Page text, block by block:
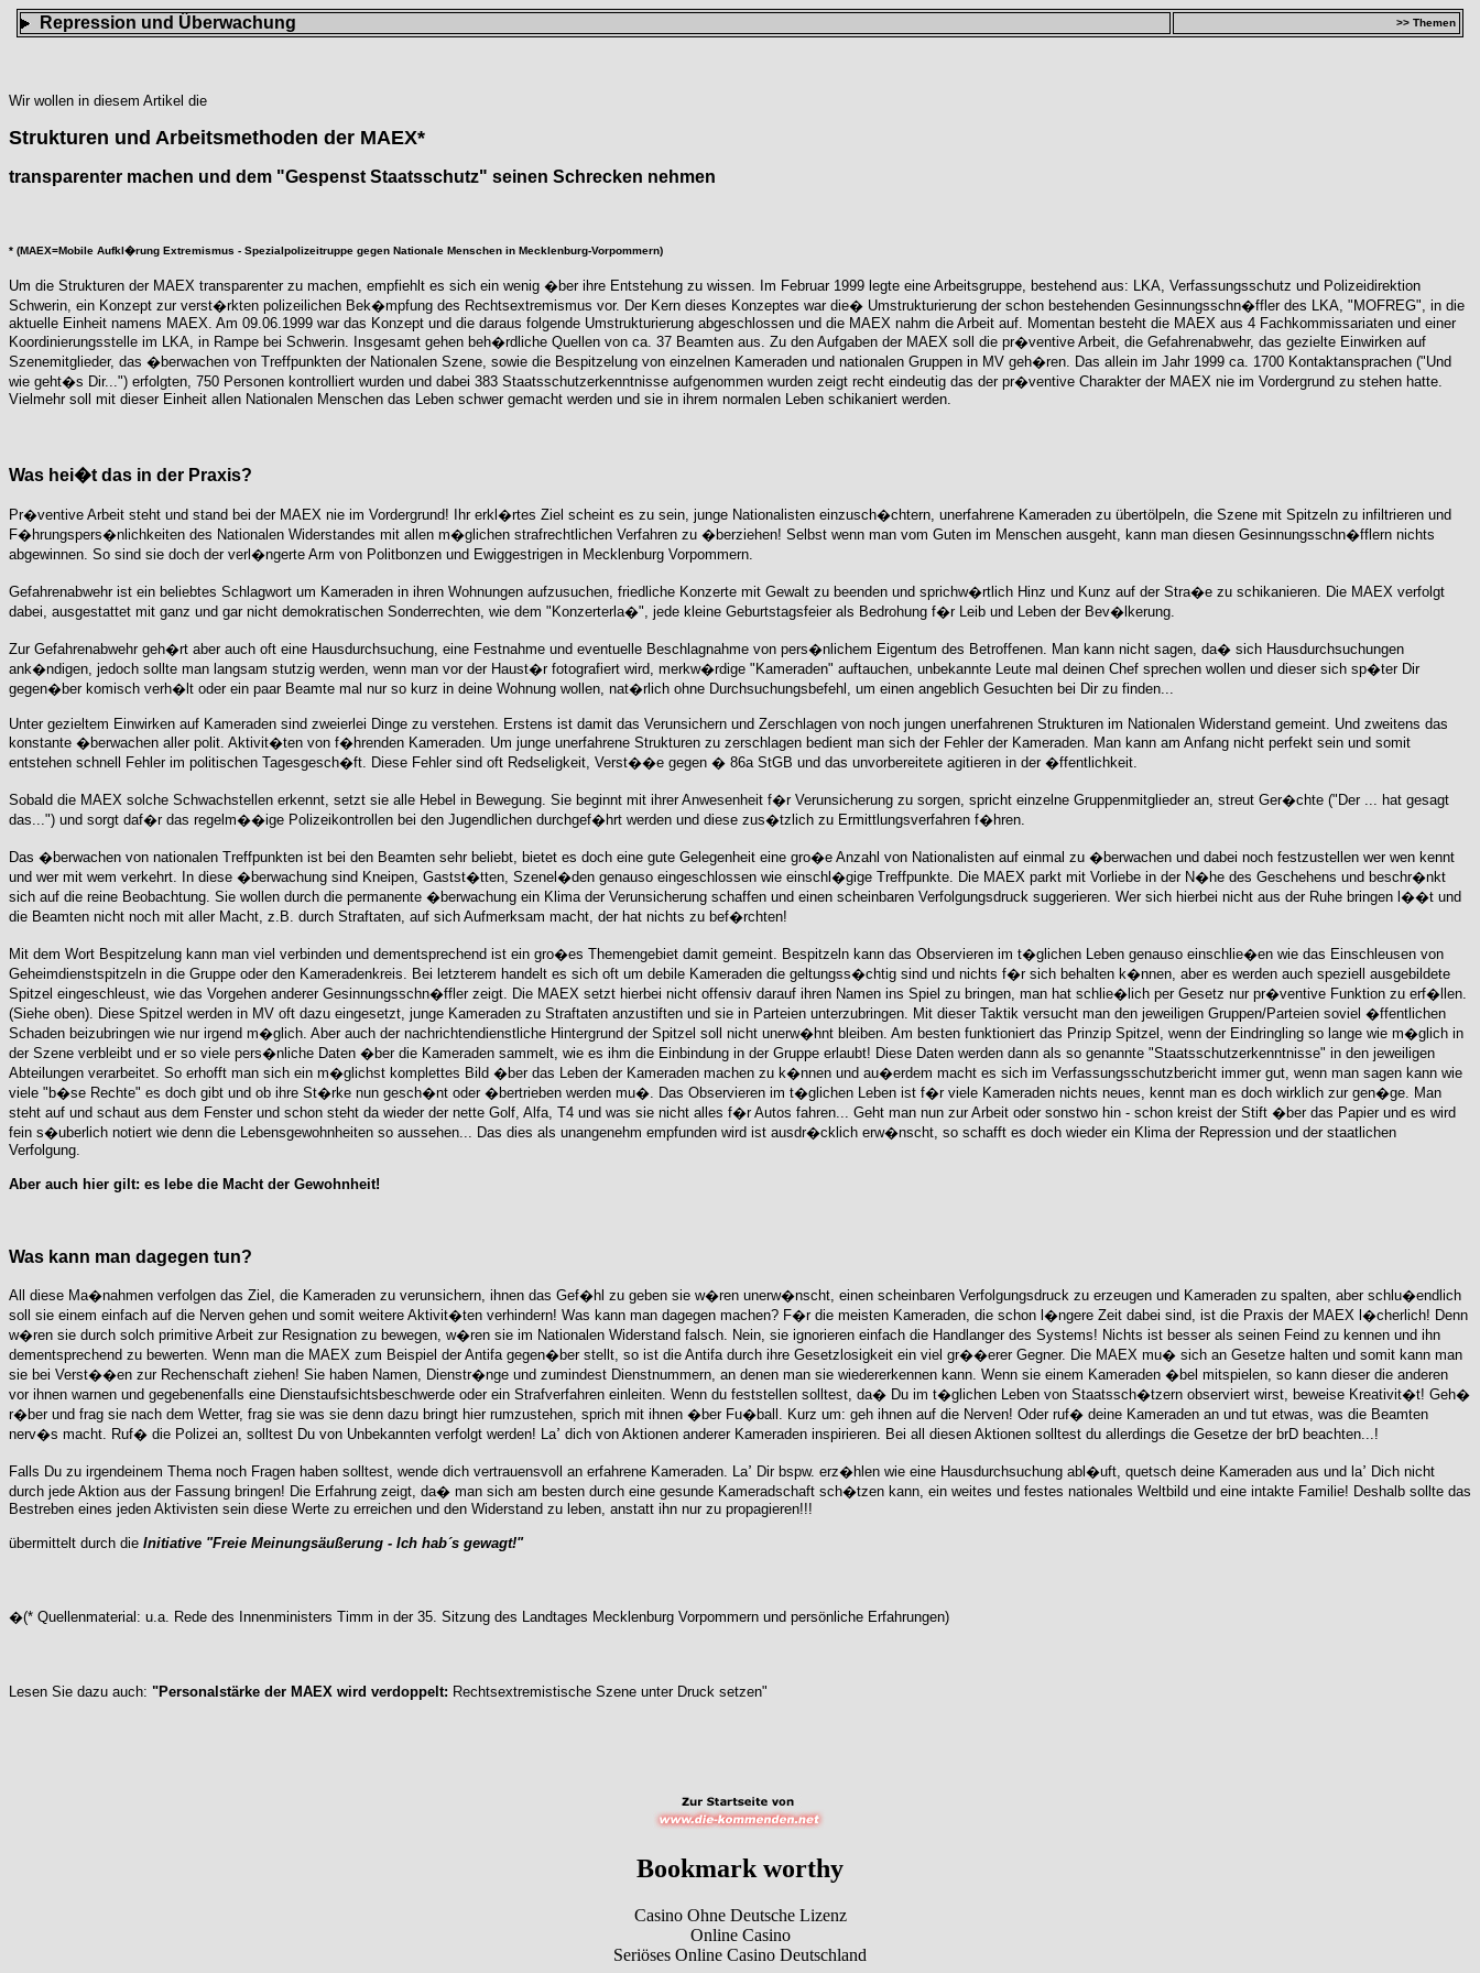
Repression und Überwachung >> Themen
Wir wollen in diesem Artikel die
Strukturen und Arbeitsmethoden der MAEX*
transparenter machen und dem "Gespenst Staatsschutz" seinen Schrecken nehmen
* (MAEX=Mobile Aufkl�rung Extremismus - Spezialpolizeitruppe gegen Nationale Menschen in Mecklenburg-Vorpommern)
Um die Strukturen der MAEX transparenter zu machen, empfiehlt es sich ein wenig �ber ihre Entstehung zu wissen. Im Februar 1999 legte eine Arbeitsgruppe, bestehend aus: LKA, Verfassungsschutz und Polizeidirektion
Schwerin, ein Konzept zur verst�rkten polizeilichen Bek�mpfung des Rechtsextremismus vor. Der Kern dieses Konzeptes war die� Umstrukturierung der schon bestehenden Gesinnungsschn�ffler des LKA, "MOFREG", in die
aktuelle Einheit namens MAEX. Am 09.06.1999 war das Konzept und die daraus folgende Umstrukturierung abgeschlossen und die MAEX nahm die Arbeit auf. Momentan besteht die MAEX aus 4 Fachkommissariaten und einer
Koordinierungsstelle im LKA, in Rampe bei Schwerin. Insgesamt gehen beh�rdliche Quellen von ca. 37 Beamten aus. Zu den Aufgaben der MAEX soll die pr�ventive Arbeit, die Gefahrenabwehr, das gezielte Einwirken auf
Szenemitglieder, das �berwachen von Treffpunkten der Nationalen Szene, sowie die Bespitzelung von einzelnen Kameraden und nationalen Gruppen in MV geh�ren. Das allein im Jahr 1999 ca. 1700 Kontaktansprachen ("Und
wie geht�s Dir...") erfolgten, 750 Personen kontrolliert wurden und dabei 383 Staatsschutzerkenntnisse aufgenommen wurden zeigt recht eindeutig das der pr�ventive Charakter der MAEX nie im Vordergrund zu stehen hatte.
Vielmehr soll mit dieser Einheit allen Nationalen Menschen das Leben schwer gemacht werden und sie in ihrem normalen Leben schikaniert werden.
Was hei�t das in der Praxis?
Pr�ventive Arbeit steht und stand bei der MAEX nie im Vordergrund! Ihr erkl�rtes Ziel scheint es zu sein, junge Nationalisten einzusch�chtern, unerfahrene Kameraden zu übertölpeln, die Szene mit Spitzeln zu infiltrieren und
F�hrungspers�nlichkeiten des Nationalen Widerstandes mit allen m�glichen strafrechtlichen Verfahren zu �berziehen! Selbst wenn man vom Guten im Menschen ausgeht, kann man diesen Gesinnungsschn�fflern nichts
abgewinnen. So sind sie doch der verl�ngerte Arm von Politbonzen und Ewiggestrigen in Mecklenburg Vorpommern.
Gefahrenabwehr ist ein beliebtes Schlagwort um Kameraden in ihren Wohnungen aufzusuchen, friedliche Konzerte mit Gewalt zu beenden und sprichw�rtlich Hinz und Kunz auf der Stra�e zu schikanieren. Die MAEX verfolgt
dabei, ausgestattet mit ganz und gar nicht demokratischen Sonderrechten, wie dem "Konzerterla�", jede kleine Geburtstagsfeier als Bedrohung f�r Leib und Leben der Bev�lkerung.
Zur Gefahrenabwehr geh�rt aber auch oft eine Hausdurchsuchung, eine Festnahme und eventuelle Beschlagnahme von pers�nlichem Eigentum des Betroffenen. Man kann nicht sagen, da� sich Hausdurchsuchungen
ank�ndigen, jedoch sollte man langsam stutzig werden, wenn man vor der Haust�r fotografiert wird, merkw�rdige "Kameraden" auftauchen, unbekannte Leute mal deinen Chef sprechen wollen und dieser sich sp�ter Dir
gegen�ber komisch verh�lt oder ein paar Beamte mal nur so kurz in deine Wohnung wollen, nat�rlich ohne Durchsuchungsbefehl, um einen angeblich Gesuchten bei Dir zu finden...
Unter gezieltem Einwirken auf Kameraden sind zweierlei Dinge zu verstehen. Erstens ist damit das Verunsichern und Zerschlagen von noch jungen unerfahrenen Strukturen im Nationalen Widerstand gemeint. Und zweitens das
konstante �berwachen aller polit. Aktivit�ten von f�hrenden Kameraden. Um junge unerfahrene Strukturen zu zerschlagen bedient man sich der Fehler der Kameraden. Man kann am Anfang nicht perfekt sein und somit
entstehen schnell Fehler im politischen Tagesgesch�ft. Diese Fehler sind oft Redseligkeit, Verst��e gegen � 86a StGB und das unvorbereitete agitieren in der �ffentlichkeit.
Sobald die MAEX solche Schwachstellen erkennt, setzt sie alle Hebel in Bewegung. Sie beginnt mit ihrer Anwesenheit f�r Verunsicherung zu sorgen, spricht einzelne Gruppenmitglieder an, streut Ger�chte ("Der ... hat gesagt
das...") und sorgt daf�r das regelm��ige Polizeikontrollen bei den Jugendlichen durchgef�hrt werden und diese zus�tzlich zu Ermittlungsverfahren f�hren.
Das �berwachen von nationalen Treffpunkten ist bei den Beamten sehr beliebt, bietet es doch eine gute Gelegenheit eine gro�e Anzahl von Nationalisten auf einmal zu �berwachen und dabei noch festzustellen wer wen kennt
und wer mit wem verkehrt. In diese �berwachung sind Kneipen, Gastst�tten, Szenel�den genauso eingeschlossen wie einschl�gige Treffpunkte. Die MAEX parkt mit Vorliebe in der N�he des Geschehens und beschr�nkt
sich auf die reine Beobachtung. Sie wollen durch die permanente �berwachung ein Klima der Verunsicherung schaffen und einen scheinbaren Verfolgungsdruck suggerieren. Wer sich hierbei nicht aus der Ruhe bringen l��t und
die Beamten nicht noch mit aller Macht, z.B. durch Straftaten, auf sich Aufmerksam macht, der hat nichts zu bef�rchten!
Mit dem Wort Bespitzelung kann man viel verbinden und dementsprechend ist ein gro�es Themengebiet damit gemeint. Bespitzeln kann das Observieren im t�glichen Leben genauso einschlie�en wie das Einschleusen von
Geheimdienstspitzeln in die Gruppe oder den Kameradenkreis. Bei letzterem handelt es sich oft um debile Kameraden die geltungss�chtig sind und nichts f�r sich behalten k�nnen, aber es werden auch speziell ausgebildete
Spitzel eingeschleust, wie das Vorgehen anderer Gesinnungsschn�ffler zeigt. Die MAEX setzt hierbei nicht offensiv darauf ihren Namen ins Spiel zu bringen, man hat schlie�lich per Gesetz nur pr�ventive Funktion zu erf�llen.
(Siehe oben). Diese Spitzel werden in MV oft dazu eingesetzt, junge Kameraden zu Straftaten anzustiften und sie in Parteien unterzubringen. Mit dieser Taktik versucht man den jeweiligen Gruppen/Parteien soviel �ffentlichen
Schaden beizubringen wie nur irgend m�glich. Aber auch der nachrichtendienstliche Hintergrund der Spitzel soll nicht unerw�hnt bleiben. Am besten funktioniert das Prinzip Spitzel, wenn der Eindringling so lange wie m�glich in
der Szene verbleibt und er so viele pers�nliche Daten �ber die Kameraden sammelt, wie es ihm die Einbindung in der Gruppe erlaubt! Diese Daten werden dann als so genannte "Staatsschutzerkenntnisse" in den jeweiligen
Abteilungen verarbeitet. So erhofft man sich ein m�glichst komplettes Bild �ber das Leben der Kameraden machen zu k�nnen und au�erdem macht es sich im Verfassungsschutzbericht immer gut, wenn man sagen kann wie
viele "b�se Rechte" es doch gibt und ob ihre St�rke nun gesch�nt oder �bertrieben werden mu�. Das Observieren im t�glichen Leben ist f�r viele Kameraden nichts neues, kennt man es doch wirklich zur gen�ge. Man
steht auf und schaut aus dem Fenster und schon steht da wieder der nette Golf, Alfa, T4 und was sie nicht alles f�r Autos fahren... Geht man nun zur Arbeit oder sonstwo hin - schon kreist der Stift �ber das Papier und es wird
fein s�uberlich notiert wie denn die Lebensgewohnheiten so aussehen... Das dies als unangenehm empfunden wird ist ausdr�cklich erw�nscht, so schafft es doch wieder ein Klima der Repression und der staatlichen
Verfolgung.
Aber auch hier gilt: es lebe die Macht der Gewohnheit!
Was kann man dagegen tun?
All diese Ma�nahmen verfolgen das Ziel, die Kameraden zu verunsichern, ihnen das Gef�hl zu geben sie w�ren unerw�nscht, einen scheinbaren Verfolgungsdruck zu erzeugen und Kameraden zu spalten, aber schlu�endlich
soll sie einem einfach auf die Nerven gehen und somit weitere Aktivit�ten verhindern! Was kann man dagegen machen? F�r die meisten Kameraden, die schon l�ngere Zeit dabei sind, ist die Praxis der MAEX l�cherlich! Denn
w�ren sie durch solch primitive Arbeit zur Resignation zu bewegen, w�ren sie im Nationalen Widerstand falsch. Nein, sie ignorieren einfach die Handlanger des Systems! Nichts ist besser als seinen Feind zu kennen und ihn
dementsprechend zu bewerten. Wenn man die MAEX zum Beispiel der Antifa gegen�ber stellt, so ist die Antifa durch ihre Gesetzlosigkeit ein viel gr��erer Gegner. Die MAEX mu� sich an Gesetze halten und somit kann man
sie bei Verst��en zur Rechenschaft ziehen! Sie haben Namen, Dienstr�nge und zumindest Dienstnummern, an denen man sie wiedererkennen kann. Wenn sie einem Kameraden �bel mitspielen, so kann dieser die anderen
vor ihnen warnen und gegebenenfalls eine Dienstaufsichtsbeschwerde oder ein Strafverfahren einleiten. Wenn du feststellen solltest, da� Du im t�glichen Leben von Staatssch�tzern observiert wirst, beweise Kreativit�t! Geh�
r�ber und frag sie nach dem Wetter, frag sie was sie denn dazu bringt hier rumzustehen, sprich mit ihnen �ber Fu�ball. Kurz um: geh ihnen auf die Nerven! Oder ruf� deine Kameraden an und tut etwas, was die Beamten
nerv�s macht. Ruf� die Polizei an, solltest Du von Unbekannten verfolgt werden! Laߴ dich von Aktionen anderer Kameraden inspirieren. Bei all diesen Aktionen solltest du allerdings die Gesetze der brD beachten...!
Falls Du zu irgendeinem Thema noch Fragen haben solltest, wende dich vertrauensvoll an erfahrene Kameraden. Laߴ Dir bspw. erz�hlen wie eine Hausdurchsuchung abl�uft, quetsch deine Kameraden aus und laߴ Dich nicht
durch jede Aktion aus der Fassung bringen! Die Erfahrung zeigt, da� man sich am besten durch eine gesunde Kameradschaft sch�tzen kann, ein weites und festes nationales Weltbild und eine intakte Familie! Deshalb sollte das
Bestreben eines jeden Aktivisten sein diese Werte zu erreichen und den Widerstand zu leben, anstatt ihn nur zu propagieren!!!
übermittelt durch die Initiative "Freie Meinungsäußerung - Ich hab´s gewagt!"
�(* Quellenmaterial: u.a. Rede des Innenministers Timm in der 35. Sitzung des Landtages Mecklenburg Vorpommern und persönliche Erfahrungen)
Lesen Sie dazu auch: "Personalstärke der MAEX wird verdoppelt: Rechtsextremistische Szene unter Druck setzen"
Bookmark worthy
Casino Ohne Deutsche Lizenz
Online Casino
Seriöses Online Casino Deutschland